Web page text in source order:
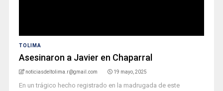
TOLIMA
Asesinaron a Javier en Chaparral
noticiasdeltolima.r@gmail.com 19 mayo, 2025
En un trágico hecho registrado en la madrugada de este